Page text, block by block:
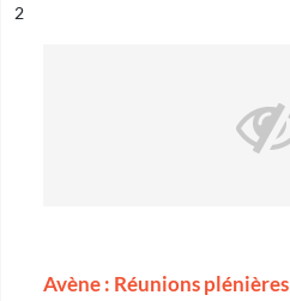
n°
2
Avène : Réunions plénières